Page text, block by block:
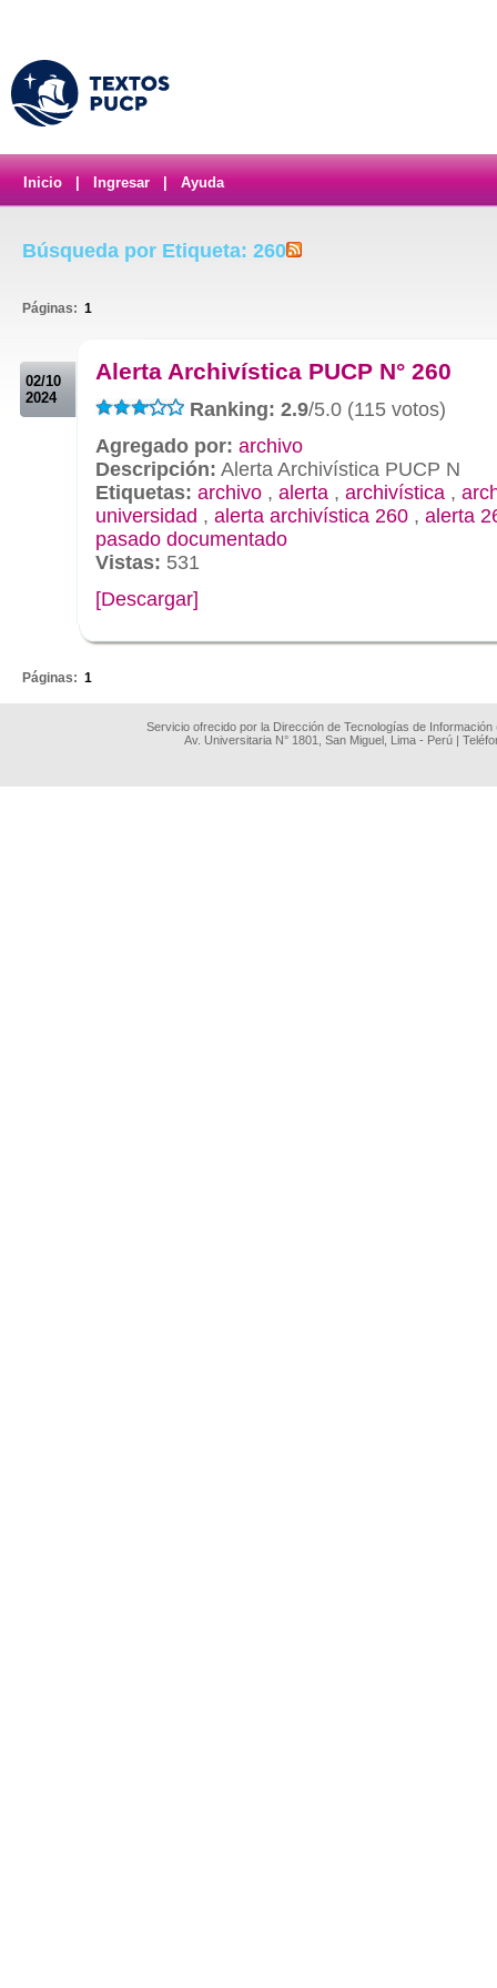
Inicio Ingresar Ayuda
Búsqueda por Etiqueta: 260
Páginas: 1
02/10
2024
Alerta Archivística PUCP N° 260
Ranking: 2.9/5.0 (115 votos)
Agregado por: archivo
Descripción: Alerta Archivística PUCP N
Etiquetas: archivo , alerta , archivística ,
universidad , alerta archivística 260 , alerta
pasado documentado
Vistas: 531
[Descargar]
Páginas: 1
Servicio ofrecido por la Dirección de Tecnologías de
Av. Universitaria N° 1801, San Miguel, Lima - Perú |